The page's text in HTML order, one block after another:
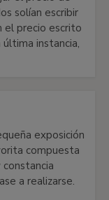
solían escribir
el precio escrito
instancia,
exposición
compuesta
constancia
a realizarse.